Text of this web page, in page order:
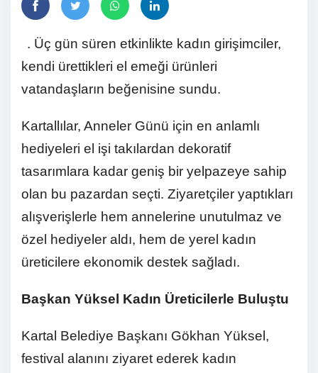
. Üç gün süren etkinlikte kadın girişimciler,
kendi ürettikleri el emeği ürünleri
vatandaşların beğenisine sundu.
Kartallılar, Anneler Günü için en anlamlı
hediyeleri el işi takılardan dekoratif
tasarımlara kadar geniş bir yelpazeye sahip
olan bu pazardan seçti. Ziyaretçiler yaptıkları
alışverişlerle hem annelerine unutulmaz ve
özel hediyeler aldı, hem de yerel kadın
üreticilere ekonomik destek sağladı.
Başkan Yüksel Kadın Üreticilerle Buluştu
Kartal Belediye Başkanı Gökhan Yüksel,
festival alanını ziyaret ederek kadın